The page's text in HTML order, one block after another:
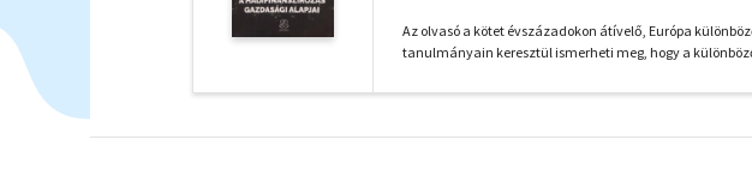
Az olvasó a kötet évszázadokon átívelő, Európa
tanulmányain keresztül ismerheti meg, hogy a